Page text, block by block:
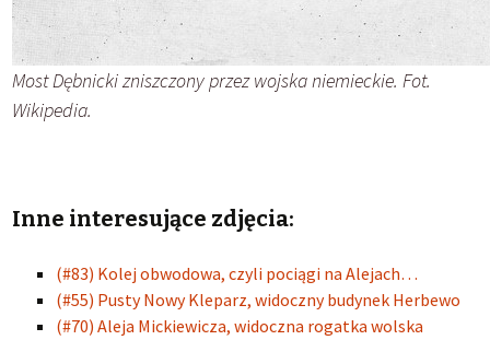
Most Dębnicki zniszczony przez wojska niemieckie. Fot.
Wikipedia.
Inne interesujące zdjęcia:
(#83) Kolej obwodowa, czyli pociągi na Alejach…
(#55) Pusty Nowy Kleparz, widoczny budynek Herbewo
(#70) Aleja Mickiewicza, widoczna rogatka wolska